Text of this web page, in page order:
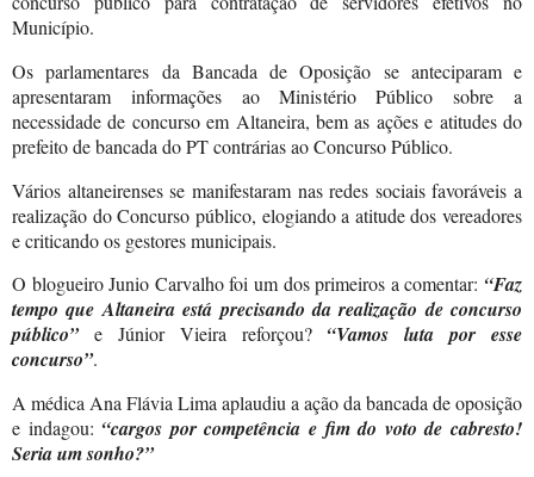
Município.
Os parlamentares da Bancada de Oposição se anteciparam e
apresentaram informações ao Ministério Público sobre a
necessidade de concurso em Altaneira, bem as ações e atitudes do
prefeito de bancada do PT contrárias ao Concurso Público.
Vários altaneirenses se manifestaram nas redes sociais favoráveis a
realização do Concurso público, elogiando a atitude dos vereadores
e criticando os gestores municipais.
O blogueiro Junio Carvalho foi um dos primeiros a comentar: “Faz
tempo que Altaneira está precisando da realização de concurso
público”e Júnior Vieira reforçou? “Vamos luta por esse
concurso”.
A médica Ana Flávia Lima aplaudiu a ação da bancada de oposição
e indagou: “cargos por competência e fim do voto de cabresto!
Seria um sonho?”